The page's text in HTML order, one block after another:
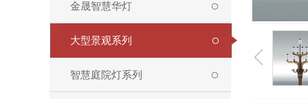
金晟智慧华灯
大型景观系列
智慧庭院灯系列